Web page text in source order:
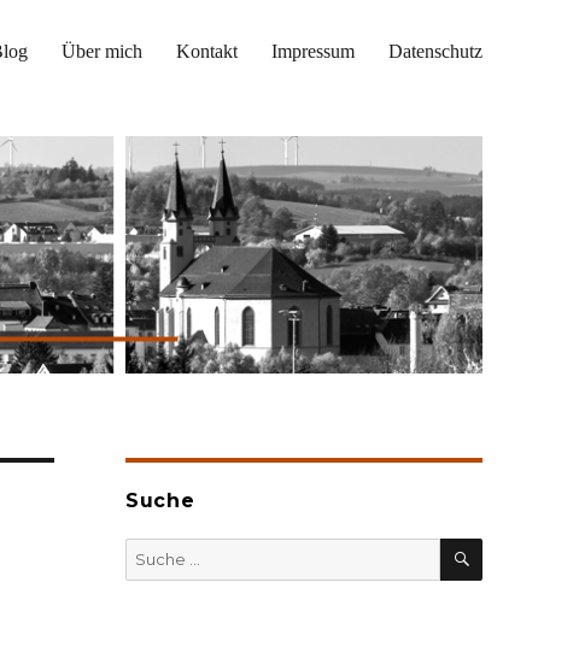
Über mich Kontakt Impressum Datenschutz
Suche
SUCHEN